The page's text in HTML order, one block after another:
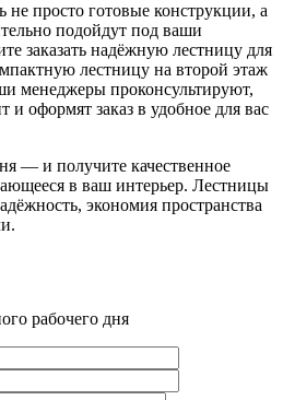
просто готовые конструкции, а
подойдут под ваши
заказать надёжную лестницу для
лестницу на второй этаж
менеджеры проконсультируют,
оформят заказ в удобное для вас
— и получите качественное
в ваш интерьер. Лестницы
экономия пространства
рабочего дня